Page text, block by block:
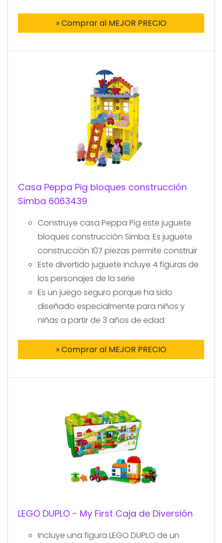
» Comprar al MEJOR PRECIO
Casa Peppa Pig bloques construcción
Simba 6063439
Construye casa Peppa Pig este juguete
bloques construcción Simba; Es juguete
construcción 107 piezas permite construir
Este divertido juguete incluye 4 figuras de
los personajes de la serie
Es un juego seguro porque ha sido
diseñado especialmente para niños y
niñas a partir de 3 años de edad
» Comprar al MEJOR PRECIO
LEGO DUPLO - My First Caja de Diversión
Incluye una figura LEGO DUPLO de un